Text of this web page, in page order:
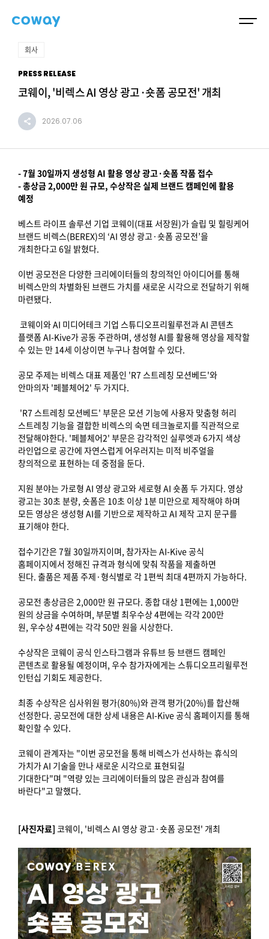
회사
PRESS RELEASE
코웨이, '비렉스 AI 영상 광고·숏폼 공모전' 개최
2026.07.06
- 7월 30일까지 생성형 AI 활용 영상 광고·숏폼 작품 접수
- 총상금 2,000만 원 규모, 수상작은 실제 브랜드 캠페인에 활용
예정
베스트 라이프 솔루션 기업 코웨이(대표 서장원)가 슬립 및 힐링케어
브랜드 비렉스(BEREX)의 ‘AI 영상 광고·숏폼 공모전’을
개최한다고 6일 밝혔다.
이번 공모전은 다양한 크리에이터들의 창의적인 아이디어를 통해
비렉스만의 차별화된 브랜드 가치를 새로운 시각으로 전달하기 위해
마련됐다.
코웨이와 AI 미디어테크 기업 스튜디오프리윌루전과 AI 콘텐츠
플랫폼 AI-Kive가 공동 주관하며, 생성형 AI를 활용해 영상을 제작할
수 있는 만 14세 이상이면 누구나 참여할 수 있다.
공모 주제는 비렉스 대표 제품인 'R7 스트레칭 모션베드'와
안마의자 '페블체어2' 두 가지다.
'R7 스트레칭 모션베드' 부문은 모션 기능에 사용자 맞춤형 허리
스트레칭 기능을 결합한 비렉스의 숙면 테크놀로지를 직관적으로
전달해야한다. '페블체어2' 부문은 감각적인 실루엣과 6가지 색상
라인업으로 공간에 자연스럽게 어우러지는 미적 비주얼을
창의적으로 표현하는 데 중점을 둔다.
지원 분야는 가로형 AI 영상 광고와 세로형 AI 숏폼 두 가지다. 영상
광고는 30초 분량, 숏폼은 10초 이상 1분 미만으로 제작해야 하며
모든 영상은 생성형 AI를 기반으로 제작하고 AI 제작 고지 문구를
표기해야 한다.
접수기간은 7월 30일까지이며, 참가자는 AI-Kive 공식
홈페이지에서 정해진 규격과 형식에 맞춰 작품을 제출하면
된다. 출품은 제품 주제·형식별로 각 1편씩 최대 4편까지 가능하다.
공모전 총상금은 2,000만 원 규모다. 종합 대상 1편에는 1,000만
원의 상금을 수여하며, 부문별 최우수상 4편에는 각각 200만
원, 우수상 4편에는 각각 50만 원을 시상한다.
수상작은 코웨이 공식 인스타그램과 유튜브 등 브랜드 캠페인
콘텐츠로 활용될 예정이며, 우수 참가자에게는 스튜디오프리윌루전
인턴십 기회도 제공한다.
최종 수상작은 심사위원 평가(80%)와 관객 평가(20%)를 합산해
선정한다. 공모전에 대한 상세 내용은 AI-Kive 공식 홈페이지를 통해
확인할 수 있다.
코웨이 관계자는 "이번 공모전을 통해 비렉스가 선사하는 휴식의
가치가 AI 기술을 만나 새로운 시각으로 표현되길
기대한다"며 "역량 있는 크리에이터들의 많은 관심과 참여를
바란다"고 말했다.
[사진자료] 코웨이, '비렉스 AI 영상 광고·숏폼 공모전' 개최